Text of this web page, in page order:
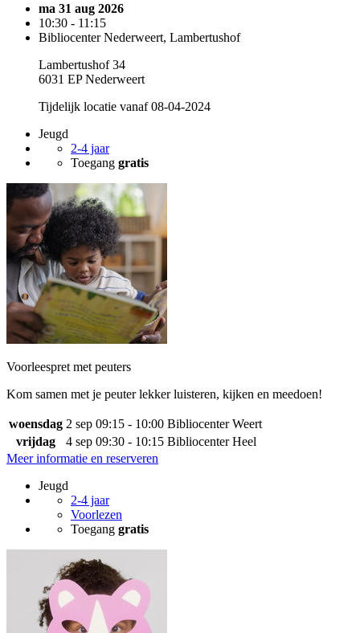
ma 31 aug 2026
10:30 - 11:15
Bibliocenter Nederweert, Lambertushof
Lambertushof 34
6031 EP Nederweert
Tijdelijk locatie vanaf 08-04-2024
Jeugd
2-4 jaar
Toegang gratis
Voorleespret met peuters
Kom samen met je peuter lekker luisteren, kijken en meedoen!
woensdag 2 sep 09:15 - 10:00 Bibliocenter Weert
vrijdag
4 sep 09:30 - 10:15 Bibliocenter Heel
Meer informatie en reserveren
Jeugd
2-4 jaar
Voorlezen
Toegang gratis